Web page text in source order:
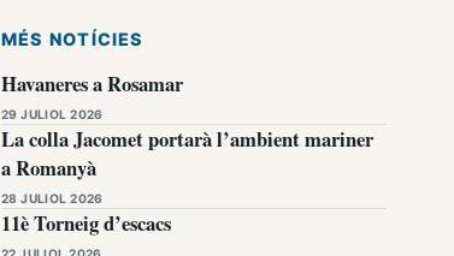
MÉS NOTÍCIES
Havaneres a Rosamar
29 JULIOL 2026
La colla Jacomet portarà l’ambient mariner
a Romanyà
28 JULIOL 2026
11è Torneig d’escacs